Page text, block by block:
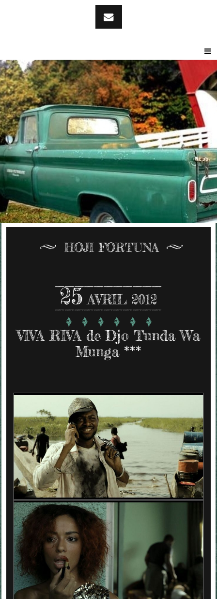
HOJI FORTUNA
25 AVRIL 2012
VIVA RIVA de Djo Tunda Wa
Munga ***